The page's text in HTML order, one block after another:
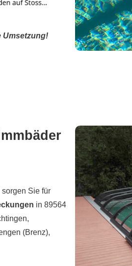
Umsetzung!
Sie für
in 89564
(Brenz),